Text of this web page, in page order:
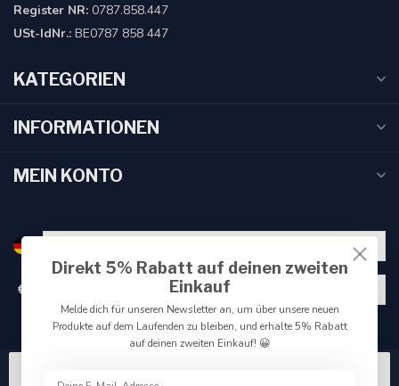
Register NR: 0787.858.447
USt-IdNr.: BE0787 858 447
KATEGORIEN
INFORMATIONEN
MEIN KONTO
€
Direkt 5% Rabatt auf deinen zweiten
Einkauf
Melde dich für unseren Newsletter an, um über unsere neuen
Produkte auf dem Laufenden zu bleiben, und erhalte 5% Rabatt
auf deinen zweiten Einkauf! 😀